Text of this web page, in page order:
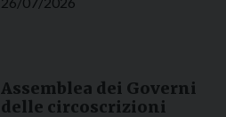
Assemblea dei Governi
delle circoscrizioni